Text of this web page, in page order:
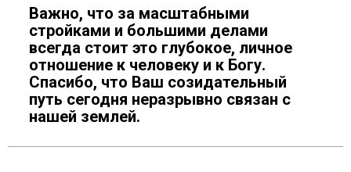
Важно, что за масштабными
стройками и большими делами
всегда стоит это глубокое, личное
отношение к человеку и к Богу.
Спасибо, что Ваш созидательный
путь сегодня неразрывно связан с
нашей землей.